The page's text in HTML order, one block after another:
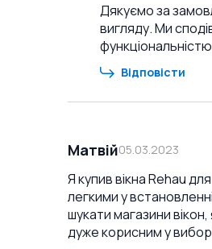
Дякуємо за
вигляду. Ми
Відповісти
Матвій05.03.2023
Я купив вікна Rehau
легкими у
шукати магазини
дуже корисним у